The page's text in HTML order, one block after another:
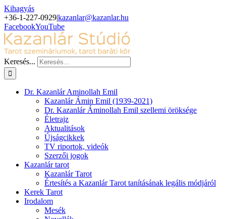
Kihagyás
+36-1-227-0929|kazanlar@kazanlar.hu
FacebookYouTube
Keresés...
Dr. Kazanlár Aminollah Emil
Kazanlár Ámin Emil (1939-2021)
Dr. Kazanlár Áminollah Emil szellemi öröksége
Életrajz
Aktualitások
Újságcikkek
TV riportok, videók
Szerzői jogok
Kazanlár tarot
Kazanlár Tarot
Értesítés a Kazanlár Tarot tanításának legális módjáról
Kerek Tarot
Irodalom
Mesék